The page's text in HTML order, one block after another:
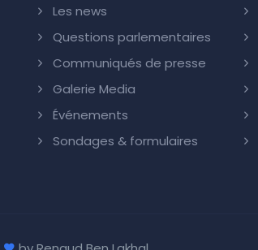
Les news
Questions parlementaires
Communiqués de presse
Galerie Media
Événements
Sondages & formulaires